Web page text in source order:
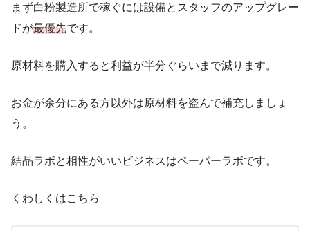
・バン回収
まず白粉製造所で稼ぐには設備とスタッフのアップグレー
ドが最優先です。
原材料を購入すると利益が半分ぐらいまで減ります。
お金が余分にある方以外は原材料を盗んで補充しましょ
う。
結晶ラボと相性がいいビジネスはペーパーラボです。
くわしくはこちら